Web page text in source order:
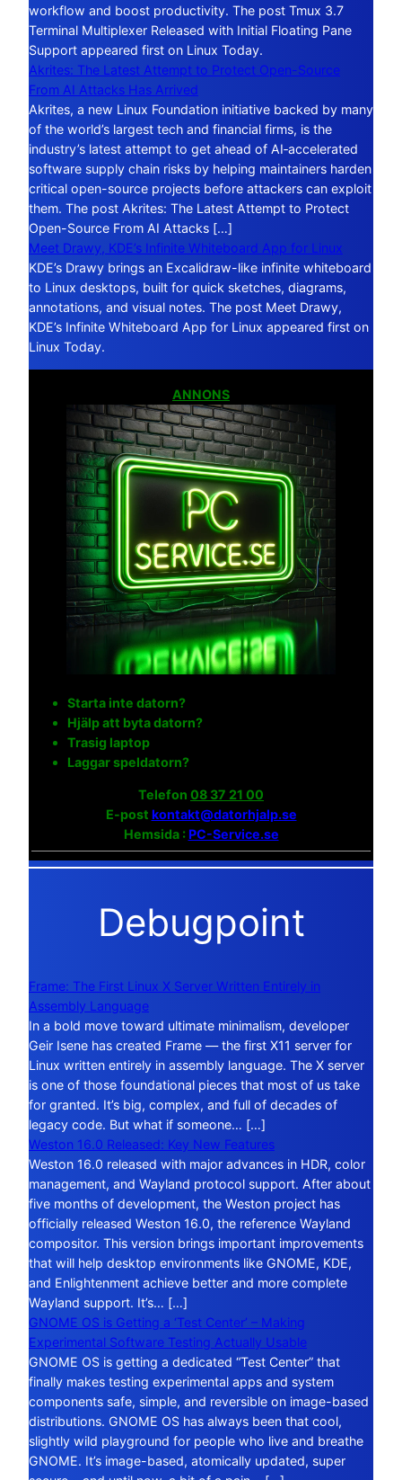
workflow and boost productivity. The post Tmux 3.7
Terminal Multiplexer Released with Initial Floating Pane
Support appeared first on Linux Today.
Akrites: The Latest Attempt to Protect Open-Source
From AI Attacks Has Arrived
Akrites, a new Linux Foundation initiative backed by many
of the world’s largest tech and financial firms, is the
industry’s latest attempt to get ahead of AI‑accelerated
software supply chain risks by helping maintainers harden
critical open-source projects before attackers can exploit
them. The post Akrites: The Latest Attempt to Protect
Open-Source From AI Attacks […]
Meet Drawy, KDE’s Infinite Whiteboard App for Linux
KDE’s Drawy brings an Excalidraw-like infinite whiteboard
to Linux desktops, built for quick sketches, diagrams,
annotations, and visual notes. The post Meet Drawy,
KDE’s Infinite Whiteboard App for Linux appeared first on
Linux Today.
ANNONS
Starta inte datorn?
Hjälp att byta datorn?
Trasig laptop
Laggar speldatorn?
Telefon 08 37 21 00
E-post kontakt@datorhjalp.se
Hemsida :PC-Service.se
Debugpoint
Frame: The First Linux X Server Written Entirely in
Assembly Language
In a bold move toward ultimate minimalism, developer
Geir Isene has created Frame — the first X11 server for
Linux written entirely in assembly language. The X server
is one of those foundational pieces that most of us take
for granted. It’s big, complex, and full of decades of
legacy code. But what if someone… […]
Weston 16.0 Released: Key New Features
Weston 16.0 released with major advances in HDR, color
management, and Wayland protocol support. After about
five months of development, the Weston project has
officially released Weston 16.0, the reference Wayland
compositor. This version brings important improvements
that will help desktop environments like GNOME, KDE,
and Enlightenment achieve better and more complete
Wayland support. It’s… […]
GNOME OS is Getting a ‘Test Center’ – Making
Experimental Software Testing Actually Usable
GNOME OS is getting a dedicated “Test Center” that
finally makes testing experimental apps and system
components safe, simple, and reversible on image-based
distributions. GNOME OS has always been that cool,
slightly wild playground for people who live and breathe
GNOME. It’s image-based, atomically updated, super